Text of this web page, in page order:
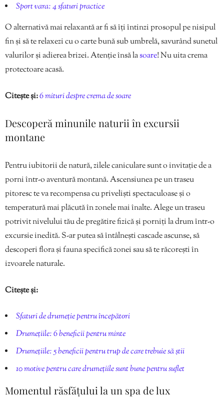
Sport vara: 4 sfaturi practice
O alternativă mai relaxantă ar fi să îți întinzi prosopul pe nisipul
fin și să te relaxezi cu o carte bună sub umbrelă, savurând sunetul
valurilor și adierea brizei. Atenție însă lasoare! Nu uita crema
protectoare acasă.
Citește și:6 mituri despre crema de soare
Descoperă minunile naturii în excursii
montane
Pentru iubitorii de natură, zilele caniculare sunt o invitație de a
porni într-o aventură montană. Ascensiunea pe un traseu
pitoresc te va recompensa cu priveliști spectaculoase și o
temperatură mai plăcută în zonele mai înalte. Alege un traseu
potrivit nivelului tău de pregătire fizică și porniți la drum într-o
excursie inedită. S-ar putea să întâlnești cascade ascunse, să
descoperi flora și fauna specifică zonei sau să te răcorești în
izvoarele naturale.
Citește și:
Sfaturi de drumeție pentru începători
Drumețiile: 6 beneficii pentru minte
Drumețiile: 5 beneficii pentru trup de care trebuie să știi
10 motive pentru care drumețiile sunt bune pentru suflet
Momentul răsfățului la un spa de lux